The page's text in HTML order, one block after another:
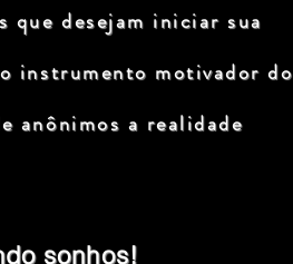
que desejam iniciar sua
instrumento motivador do
anônimos a realidade
sonhos!